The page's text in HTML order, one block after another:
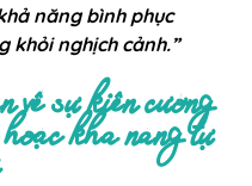
năng bình phục
khỏi nghịch cảnh.”
về sự kiên cường
khả năng tự